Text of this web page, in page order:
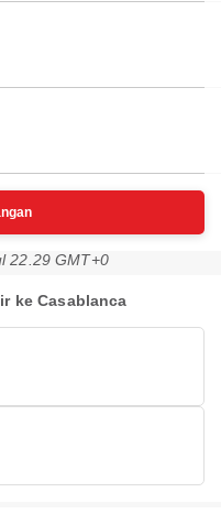
22.29 GMT+0
ke Casablanca